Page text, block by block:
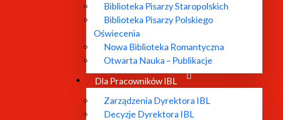
Biblioteka Pisarzy Staropolskich
Biblioteka Pisarzy Polskiego
Oświecenia
Nowa Biblioteka Romantyczna
Otwarta Nauka – Publikacje
Dla Pracowników IBL
Zarządzenia Dyrektora IBL
Decyzje Dyrektora IBL